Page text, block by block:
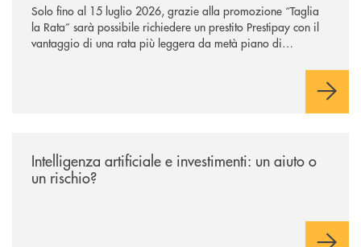
Solo fino al 15 luglio 2026, grazie alla promozione “Taglia
la Rata” sarà possibile richiedere un prestito Prestipay con il
vantaggio di una rata più leggera da metà piano di
Intelligenza artificiale e investimenti: un aiuto o
un rischio?